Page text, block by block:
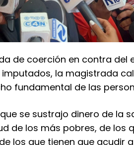
de coerción en contra del
la magistrada
fundamental de las
se sustrajo dinero de la
de los más pobres, de los
los que tienen que acudir